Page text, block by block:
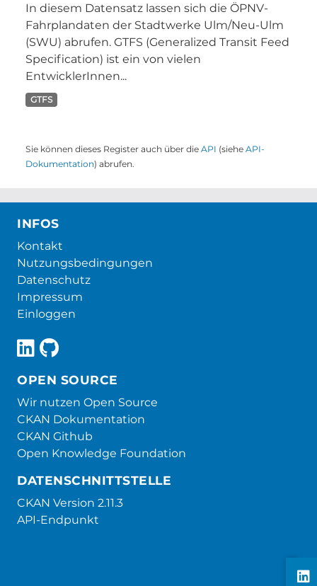
In diesem Datensatz lassen sich die ÖPNV-
Fahrplandaten der Stadtwerke Ulm/Neu-Ulm
(SWU) abrufen. GTFS (Generalized Transit Feed
Specification) ist ein von vielen
EntwicklerInnen...
GTFS
Sie können dieses Register auch über die API (siehe API-
Dokumentation) abrufen.
INFOS
Kontakt
Nutzungsbedingungen
Datenschutz
Impressum
Einloggen
OPEN SOURCE
Wir nutzen Open Source
CKAN Dokumentation
CKAN Github
Open Knowledge Foundation
DATENSCHNITTSTELLE
CKAN Version 2.11.3
API-Endpunkt